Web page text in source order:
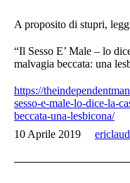
A proposito di stupri,
“Il Sesso E’ Male – lo
malvagia beccata: una
https://
sesso-e-male-lo-dice-la-
beccata-una-lesbicona/
10 Aprile 2019